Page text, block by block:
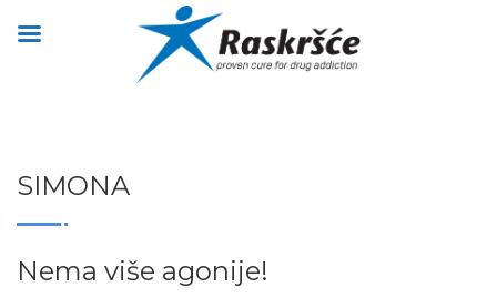
SIMONA
Nema više agonije!